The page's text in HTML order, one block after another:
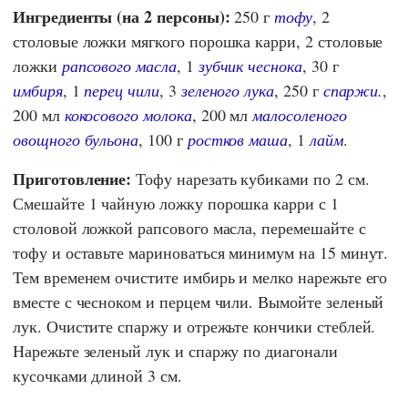
Ингредиенты (на 2 персоны): 250 г тофу, 2
столовые ложки мягкого порошка карри, 2 столовые
ложки рапсового масла, 1зубчик чеснока, 30 г
имбиря, 1 перец чили, 3зеленого лука, 250 г спаржи.,
200 мл кокосового молока, 200 мл малосоленого
овощного бульона, 100 г ростков маша, 1 лайм.
Приготовление: Тофу нарезать кубиками по 2 см.
Смешайте 1 чайную ложку порошка карри с 1
столовой ложкой рапсового масла, перемешайте с
тофу и оставьте мариноваться минимум на 15 минут.
Тем временем очистите имбирь и мелко нарежьте его
вместе с чесноком и перцем чили. Вымойте зеленый
лук. Очистите спаржу и отрежьте кончики стеблей.
Нарежьте зеленый лук и спаржу по диагонали
кусочками длиной 3 см.